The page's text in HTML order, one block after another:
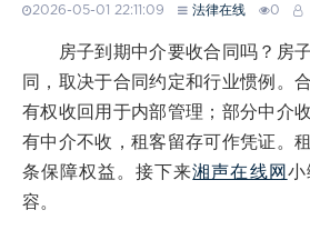
2026-05-01 22:11:09 法律在线 0
房子到期中介要收合同吗？房子
同，取决于合同约定和行业惯例。
有权收回用于内部管理；部分中介
有中介不收，租客留存可作凭证。
条保障权益。接下来湘声在线网 小
容。